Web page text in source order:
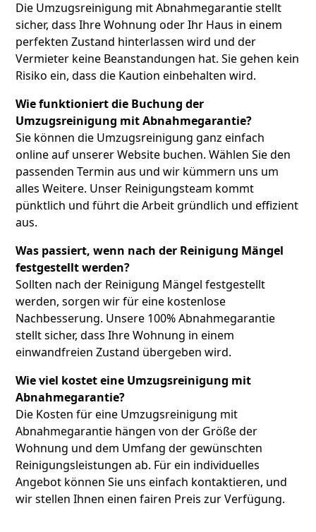
Die Umzugsreinigung mit Abnahmegarantie stellt
sicher, dass Ihre Wohnung oder Ihr Haus in einem
perfekten Zustand hinterlassen wird und der
Vermieter keine Beanstandungen hat. Sie gehen kein
Risiko ein, dass die Kaution einbehalten wird.
Wie funktioniert die Buchung der
Umzugsreinigung mit Abnahmegarantie?
Sie können die Umzugsreinigung ganz einfach
online auf unserer Website buchen. Wählen Sie den
passenden Termin aus und wir kümmern uns um
alles Weitere. Unser Reinigungsteam kommt
pünktlich und führt die Arbeit gründlich und effizient
aus.
Was passiert, wenn nach der Reinigung Mängel
festgestellt werden?
Sollten nach der Reinigung Mängel festgestellt
werden, sorgen wir für eine kostenlose
Nachbesserung. Unsere 100% Abnahmegarantie
stellt sicher, dass Ihre Wohnung in einem
einwandfreien Zustand übergeben wird.
Wie viel kostet eine Umzugsreinigung mit
Abnahmegarantie?
Die Kosten für eine Umzugsreinigung mit
Abnahmegarantie hängen von der Größe der
Wohnung und dem Umfang der gewünschten
Reinigungsleistungen ab. Für ein individuelles
Angebot können Sie uns einfach kontaktieren, und
wir stellen Ihnen einen fairen Preis zur Verfügung.